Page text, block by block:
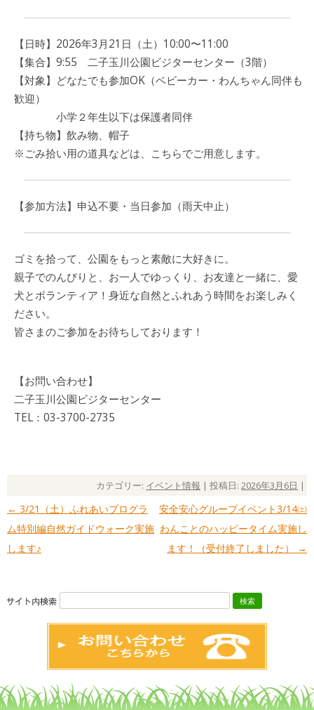
【日時】2026年3月21日（土）10:00〜11:00
【集合】9:55 二子玉川公園ビジターセンター（3階）
【対象】どなたでも参加OK（ベビーカー・わんちゃん同伴も
歓迎）
小学２年生以下は保護者同伴
【持ち物】飲み物、帽子
※ごみ拾い用の道具などは、こちらでご用意します。
【参加方法】申込不要・当日参加（雨天中止）
ゴミを拾って、公園をもっと素敵に大好きに。
親子でのんびりと、お一人でゆっくり、お友達と一緒に、愛
犬とボランティア！身近な自然とふれあう時間をお楽しみく
ださい。
皆さまのご参加をお待ちしております！
【お問い合わせ】
二子玉川公園ビジターセンター
TEL：03-3700-2735
カテゴリー: イベント情報 | 投稿日: 2026年3月6日 |
投稿ナビゲーション
← 3/21（土）ふれあいプログラ
ム特別編自然ガイドウォーク実施
します♪
安全安心グループイベント3/14㈯
わんことのハッピータイム実施し
ます！（受付終了しました）
→
索: